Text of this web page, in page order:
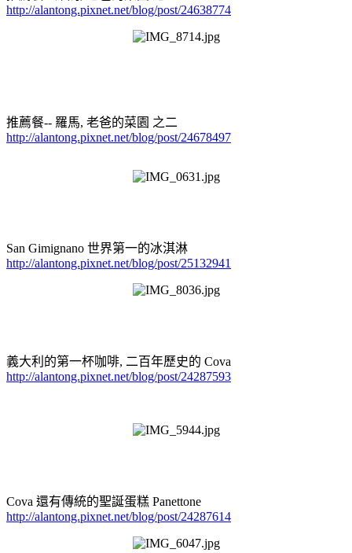
http://alantong.pixnet.net/blog/post/24638774
推薦餐-- 羅馬, 老爸的菜園 之二
http://alantong.pixnet.net/blog/post/24678497
San Gimignano 世界第一的冰淇淋
http://alantong.pixnet.net/blog/post/25132941
義大利的第一杯咖啡, 二百年歷史的 Cova
http://alantong.pixnet.net/blog/post/24287593
Cova 還有傳統的聖誕蛋糕 Panettone
http://alantong.pixnet.net/blog/post/24287614